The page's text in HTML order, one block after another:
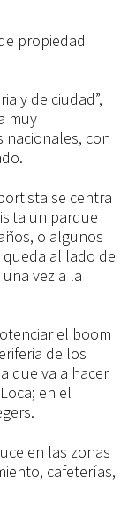
propiedad
y de ciudad”,
muy
con
se centra
un parque
o algunos
queda al lado de
vez a la
el boom
de los
que va a hacer
en el
en las zonas
cafeterías,